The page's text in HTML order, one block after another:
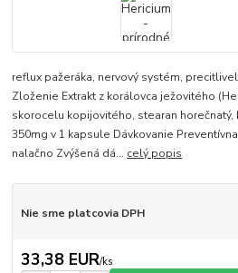
reflux pažeráka, nervový systém,
Zloženie Extrakt z korálovca ježovitého
skorocelu kopijovitého, stearan
350mg v 1 kapsule Dávkovanie
nalačno Zvýšená dá... celý popis
Nie sme platcovia DPH
33,38 EUR/ks